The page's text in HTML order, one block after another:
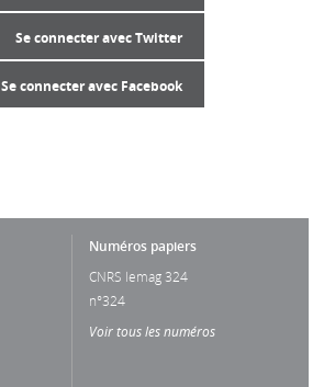
Se connecter avec Twitter
Se connecter avec Facebook
Numéros papiers
CNRS lemag 324
n°324
Voir tous les numéros